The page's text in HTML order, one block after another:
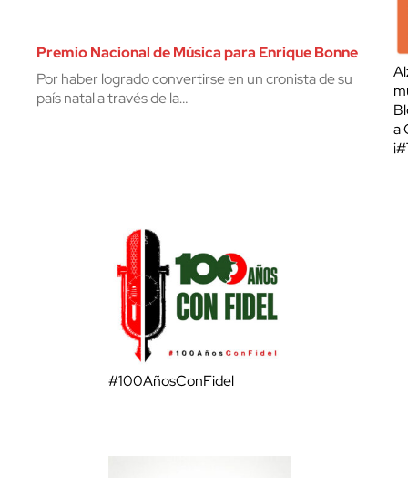
Premio Nacional de Música para Enrique Bonne
Por haber logrado convertirse en un cronista de su
país natal a través de la…
a
#100AñosConFidel